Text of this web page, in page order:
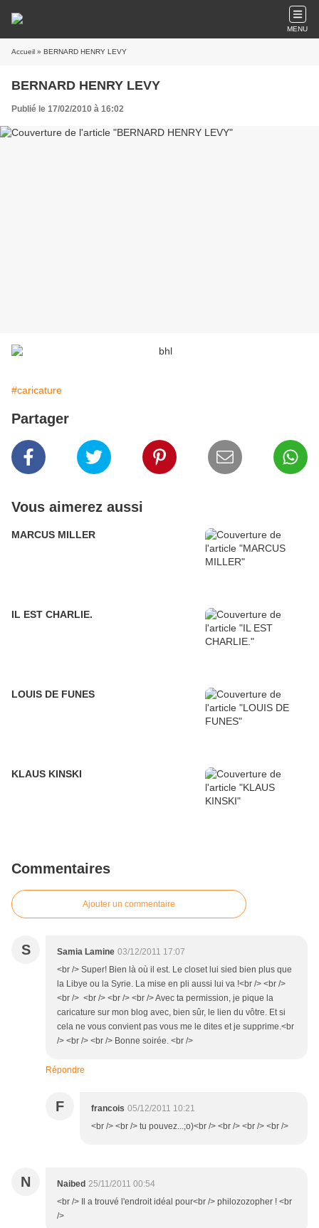
MENU
Accueil » BERNARD HENRY LEVY
BERNARD HENRY LEVY
Publié le 17/02/2010 à 16:02
#caricature
Partager
Vous aimerez aussi
MARCUS MILLER
IL EST CHARLIE.
LOUIS DE FUNES
KLAUS KINSKI
Commentaires
Ajouter un commentaire
S Samia Lamine 03/12/2011 17:07
<br /> Super! Bien là où il est. Le closet lui sied bien plus que
la Libye ou la Syrie. La mise en pli aussi lui va !<br /> <br />
<br /> <br /> <br /> <br /> Avec ta permission, je pique la
caricature sur mon blog avec, bien sûr, le lien du vôtre. Et si
cela ne vous convient pas vous me le dites et je supprime.<br
/> <br /> <br /> Bonne soirée. <br />
Répondre
F francois 05/12/2011 10:21
<br /> <br /> tu pouvez...;o)<br /> <br /> <br /> <br />
N Naibed 25/11/2011 00:54
<br /> Il a trouvé l'endroit idéal pour<br /> philozozopher ! <br
/>